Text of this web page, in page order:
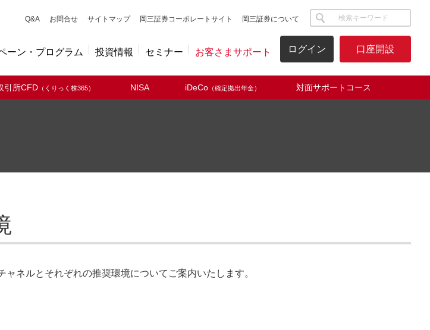
Q&Aキューアンドエー
お問合せ サイトマップ 岡三証券コーポレートサイト 岡三証券について サイト内検索
ーン・プログラム 投資情報 セミナー お客さまサポート ログイン 口座開設
引所CFD（くりっく株365） NISA iDeCo（確定拠出年金） 対面サポートコース
ネルとそれぞれの推奨環境についてご案内いたします。